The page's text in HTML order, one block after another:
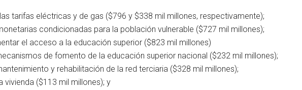
tarifas eléctricas y de gas ($796 y $338 mil millones, respectivamente);
condicionadas para la población vulnerable ($727 mil millones);
el acceso a la educación superior ($823 mil millones)
de fomento de la educación superior nacional ($232 mil millones);
y rehabilitación de la red terciaria ($328 mil millones);
vivienda ($113 mil millones); y